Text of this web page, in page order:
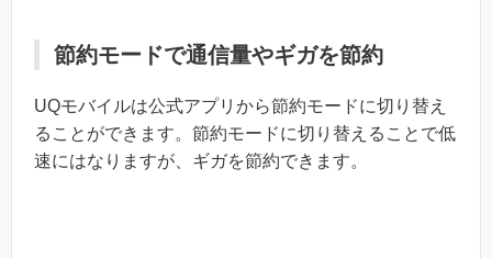
節約モードで通信量やギガを節約
UQモバイルは公式アプリから節約モードに切り替え
ることができます。節約モードに切り替えることで低
速にはなりますが、ギガを節約できます。